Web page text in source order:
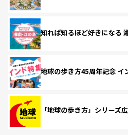
知れば知るほど好きになる
地球の歩き方45周年記念 イ
「地球の歩き方」シリーズ